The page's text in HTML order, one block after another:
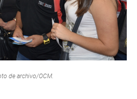
de archivo/OCM.